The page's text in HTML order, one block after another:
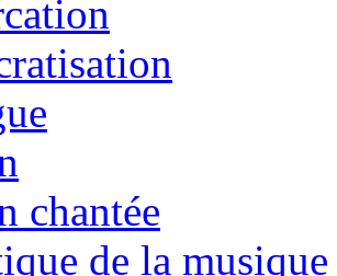
chantée
de la musique